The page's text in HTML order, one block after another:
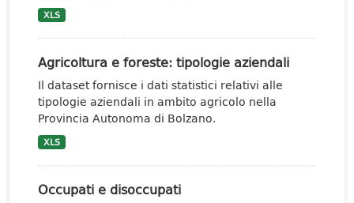
XLS
Agricoltura e foreste: tipologie aziendali
Il dataset fornisce i dati statistici relativi alle
tipologie aziendali in ambito agricolo nella
Provincia Autonoma di Bolzano.
XLS
Occupati e disoccupati